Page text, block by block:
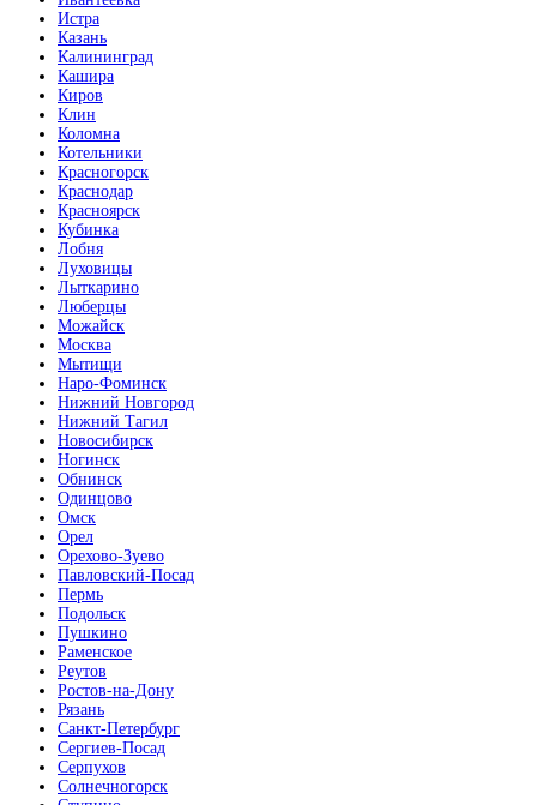
Истра
Казань
Калининград
Кашира
Киров
Клин
Коломна
Котельники
Красногорск
Краснодар
Красноярск
Кубинка
Лобня
Луховицы
Лыткарино
Люберцы
Можайск
Москва
Мытищи
Наро-Фоминск
Нижний Новгород
Нижний Тагил
Новосибирск
Ногинск
Обнинск
Одинцово
Омск
Орел
Орехово-Зуево
Павловский-Посад
Пермь
Подольск
Пушкино
Раменское
Реутов
Ростов-на-Дону
Рязань
Санкт-Петербург
Сергиев-Посад
Серпухов
Солнечногорск